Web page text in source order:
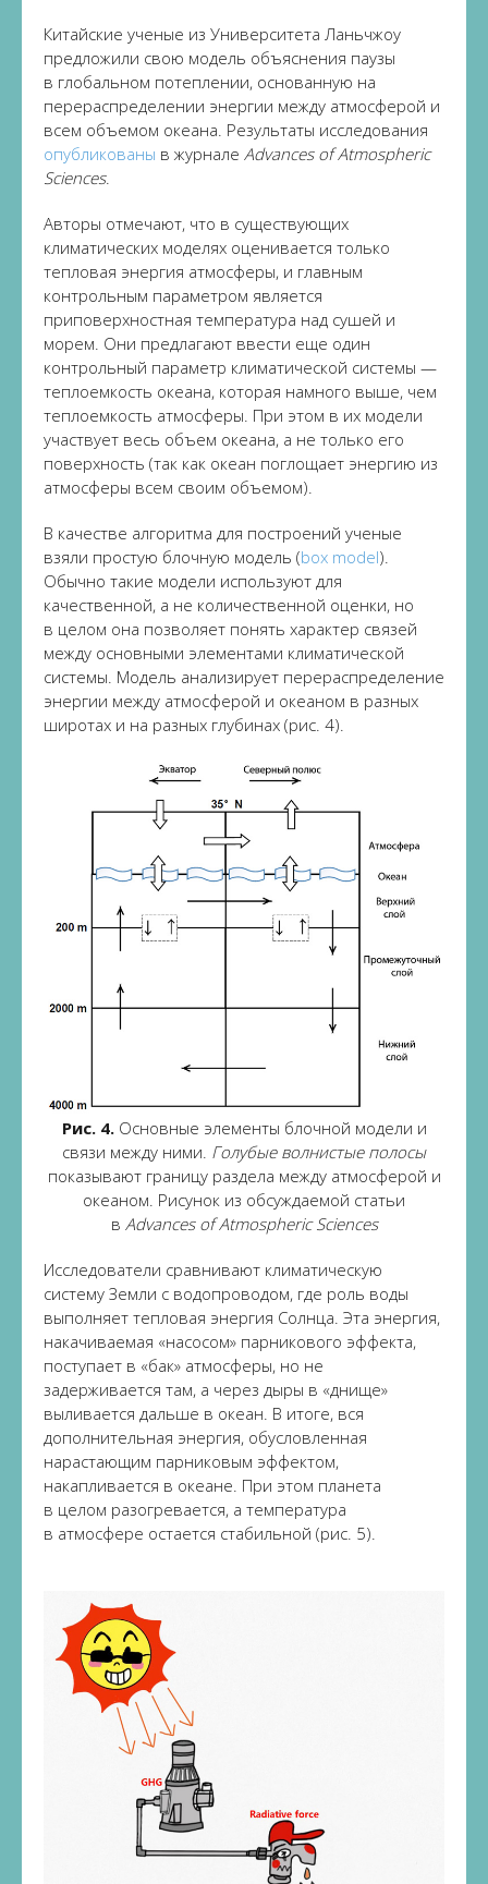
Китайские ученые из Университета Ланьчжоу
предложили свою модель объяснения паузы
в глобальном потеплении, основанную на
перераспределении энергии между атмосферой и
всем объемом океана. Результаты исследования
опубликованы в журнале Advances of Atmospheric
Sciences.
Авторы отмечают, что в существующих
климатических моделях оценивается только
тепловая энергия атмосферы, и главным
контрольным параметром является
приповерхностная температура над сушей и
морем. Они предлагают ввести еще один
контрольный параметр климатической системы —
теплоемкость океана, которая намного выше, чем
теплоемкость атмосферы. При этом в их модели
участвует весь объем океана, а не только его
поверхность (так как океан поглощает энергию из
атмосферы всем своим объемом).
В качестве алгоритма для построений ученые
взяли простую блочную модель (box model).
Обычно такие модели используют для
качественной, а не количественной оценки, но
в целом она позволяет понять характер связей
между основными элементами климатической
системы. Модель анализирует перераспределение
энергии между атмосферой и океаном в разных
широтах и на разных глубинах (рис. 4).
Рис. 4.Основные элементы блочной модели и
связи между ними. Голубые волнистые полосы
показывают границу раздела между атмосферой и
океаном. Рисунок из обсуждаемой статьи
в Advances of Atmospheric Sciences
Исследователи сравнивают климатическую
систему Земли с водопроводом, где роль воды
выполняет тепловая энергия Солнца. Эта энергия,
накачиваемая «насосом» парникового эффекта,
поступает в «бак» атмосферы, но не
задерживается там, а через дыры в «днище»
выливается дальше в океан. В итоге, вся
дополнительная энергия, обусловленная
нарастающим парниковым эффектом,
накапливается в океане. При этом планета
в целом разогревается, а температура
в атмосфере остается стабильной (рис. 5).